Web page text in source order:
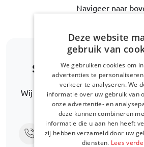
Navigeer naar
Staat uw automodel
Wij helpen u graag verder met
alternatief.
Bel ons via+31 416 660
Deze website
gebruik van
We gebruiken cookies om
advertenties te
verkeer te analyseren. We
informatie over uw gebruik van
onze advertentie- en
deze kunnen combineren
informatie die u aan hen heeft
zij hebben verzameld door uw
diensten. Lees